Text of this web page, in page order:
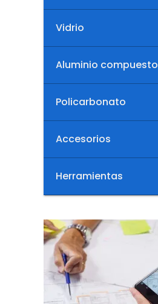
Vidrio
Aluminio compuesto
Policarbonato
Accesorios
Herramientas